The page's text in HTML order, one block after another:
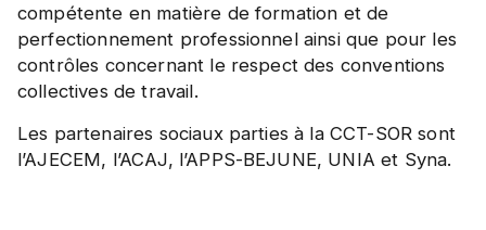
compétente en matière de formation et de
perfectionnement professionnel ainsi que pour les
contrôles concernant le respect des conventions
collectives de travail.
Les partenaires sociaux parties à la CCT-SOR sont
l’AJECEM, l’ACAJ, l’APPS-BEJUNE, UNIA et Syna.